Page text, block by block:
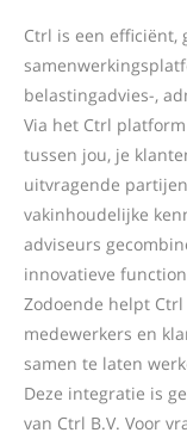
Ctrl is een
belastingadvies-,
Via het Ctrl
tussen jou, je
uitvragende
vakinhoudelijke
adviseurs
innovatieve
Zodoende helpt
medewerkers en
samen te laten
Deze integratie is
van Ctrl B.V. Voor